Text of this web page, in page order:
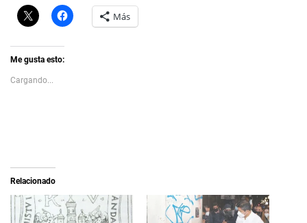
C
l
k
t
s
h
e
b
r
e
e
n
H
a
e
n
F
a
Más
Me gusta esto:
Cargando...
Relacionado